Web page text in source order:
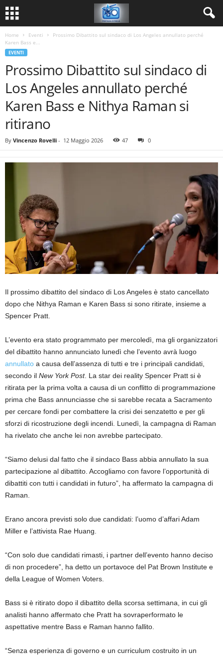
Home Eventi
Prossimo Dibattito sul sindaco di Los Angeles annullato perché
Karen Bass e...
EVENTI
Prossimo Dibattito sul sindaco di
Los Angeles annullato perché
Karen Bass e Nithya Raman si
ritirano
By Vincenzo Rovelli - 12 Maggio 2026 47 0
Il prossimo dibattito del sindaco di Los Angeles è stato cancellato
dopo che Nithya Raman e Karen Bass si sono ritirate, insieme a
Spencer Pratt.
L’evento era stato programmato per mercoledì, ma gli organizzatori
del dibattito hanno annunciato lunedì che l’evento avrà luogo
annullato a causa dell’assenza di tutti e tre i principali candidati,
secondo il New York Post. La star dei reality Spencer Pratt si è
ritirata per la prima volta a causa di un conflitto di programmazione
prima che Bass annunciasse che si sarebbe recata a Sacramento
per cercare fondi per combattere la crisi dei senzatetto e per gli
sforzi di ricostruzione degli incendi. Lunedì, la campagna di Raman
ha rivelato che anche lei non avrebbe partecipato.
“Siamo delusi dal fatto che il sindaco Bass abbia annullato la sua
partecipazione al dibattito. Accogliamo con favore l’opportunità di
dibattiti con tutti i candidati in futuro”, ha affermato la campagna di
Raman.
Erano ancora previsti solo due candidati: l’uomo d’affari Adam
Miller e l’attivista Rae Huang.
“Con solo due candidati rimasti, i partner dell’evento hanno deciso
di non procedere”, ha detto un portavoce del Pat Brown Institute e
della League of Women Voters.
Bass si è ritirato dopo il dibattito della scorsa settimana, in cui gli
analisti hanno affermato che Pratt ha sovraperformato le
aspettative mentre Bass e Raman hanno fallito.
“Senza esperienza di governo e un curriculum costruito in un